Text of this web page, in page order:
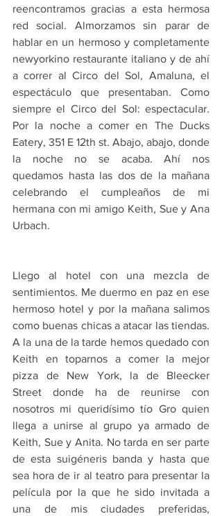
reencontramos gracias a esta hermosa
red social. Almorzamos sin parar de
hablar en un hermoso y completamente
newyorkino restaurante italiano y de ahí
a correr al Circo del Sol, Amaluna, el
espectáculo que presentaban. Como
siempre el Circo del Sol: espectacular.
Por la noche a comer en The Ducks
Eatery, 351 E 12th st. Abajo, abajo, donde
la noche no se acaba. Ahí nos
quedamos hasta las dos de la mañana
celebrando el cumpleaños de mi
hermana con mi amigo Keith, Sue y Ana
Urbach.
Llego al hotel con una mezcla de
sentimientos. Me duermo en paz en ese
hermoso hotel y por la mañana salimos
como buenas chicas a atacar las tiendas.
A la una de la tarde hemos quedado con
Keith en toparnos a comer la mejor
pizza de New York, la de Bleecker
Street donde ha de reunirse con
nosotros mi queridísimo tío Gro quien
llega a unirse al grupo ya armado de
Keith, Sue y Anita. No tarda en ser parte
de esta suigéneris banda y hasta que
sea hora de ir al teatro para presentar la
película por la que he sido invitada a
una de mis ciudades preferidas,